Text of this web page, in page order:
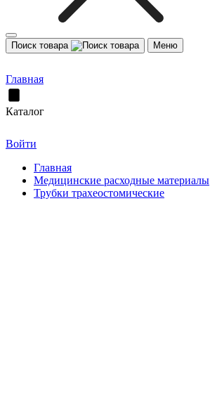
Поиск товара Меню
Главная
Каталог
Войти
Главная
Медицинские расходные материалы
Трубки трахеостомические